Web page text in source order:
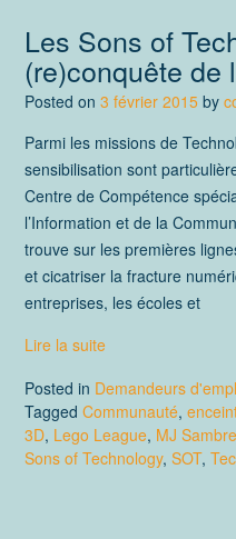
Les Sons of
(re)conquête de
Posted on 3 février 2015 by
Parmi les missions de
sensibilisation sont
Centre de Compétence
l’Information et de la
trouve sur les premières
et cicatriser la fracture
entreprises, les écoles et
Lire la suite
Posted in Demandeurs
Tagged Communauté,
3D, Lego League, MJ
Sons of Technology, SOT,